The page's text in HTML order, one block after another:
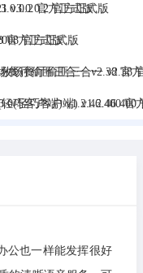
v3.0.0.2 官方正式版
官方正式版
场餐厅偷匪三合一 v2.38 官方正式
轻巧客户端) v1.2.46.400 官方正
公也一样能发挥很好